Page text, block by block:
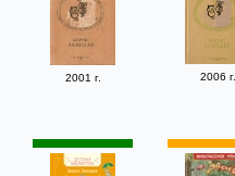
2001 г. 2006 г.